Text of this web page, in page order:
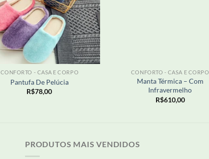
CONFORTO - CASA E CORPO
Pantufa De Pelúcia
R$78,00
CONFORTO - CASA E CORPO
Manta Térmica – Com
Infravermelho
R$610,00
PRODUTOS MAIS VENDIDOS